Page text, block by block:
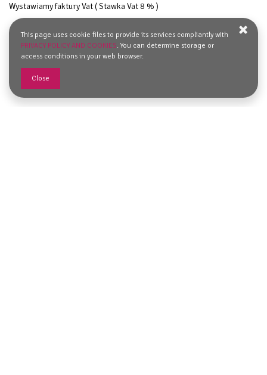
Wystawiamy faktury Vat ( Stawka Vat 8 % )
This page uses cookie files to provide its services compliantly with
PRIVACY POLICY AND COOKIES. You can determine storage or
access conditions in your web browser.
Close